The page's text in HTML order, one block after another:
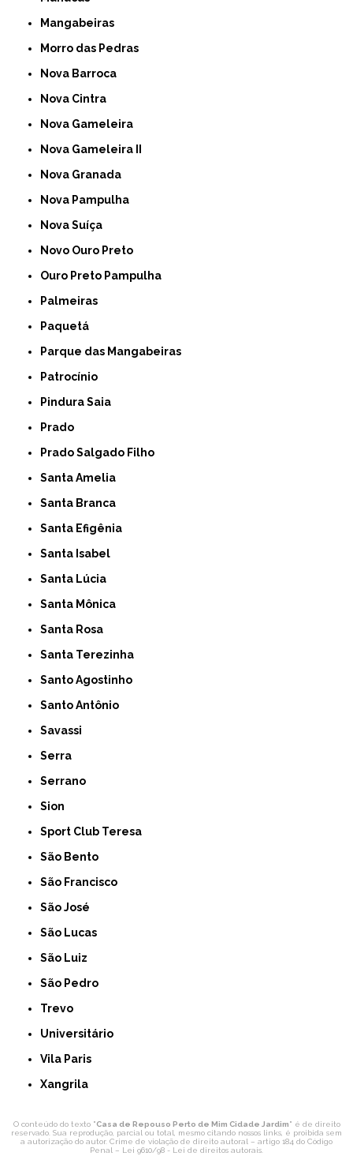
Mangabeiras
Morro das Pedras
Nova Barroca
Nova Cintra
Nova Gameleira
Nova Gameleira II
Nova Granada
Nova Pampulha
Nova Suíça
Novo Ouro Preto
Ouro Preto Pampulha
Palmeiras
Paquetá
Parque das Mangabeiras
Patrocínio
Pindura Saia
Prado
Prado Salgado Filho
Santa Amelia
Santa Branca
Santa Efigênia
Santa Isabel
Santa Lúcia
Santa Mônica
Santa Rosa
Santa Terezinha
Santo Agostinho
Santo Antônio
Savassi
Serra
Serrano
Sion
Sport Club Teresa
São Bento
São Francisco
São José
São Lucas
São Luiz
São Pedro
Trevo
Universitário
Vila Paris
Xangrila
O conteúdo do texto "Casa de Repouso Perto de Mim Cidade Jardim" é de direito
reservado. Sua reprodução, parcial ou total, mesmo citando nossos links, é proibida sem
a autorização do autor. Crime de violação de direito autoral – artigo 184 do Código
Penal – Lei 9610/98 - Lei de direitos autorais.